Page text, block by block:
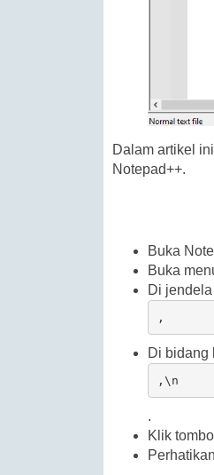
Dalam artikel
Notepad++.
Buka
Buka
Di
,
Di bidang
,\n
.
Klik tombol